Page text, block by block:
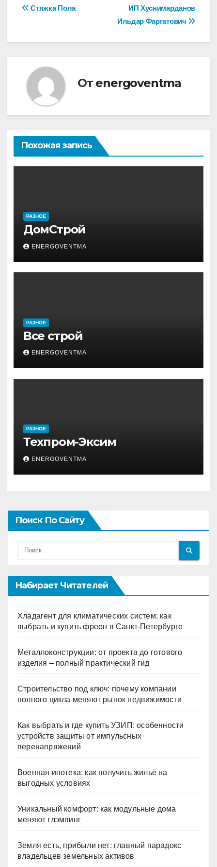
Навигация
ИП Хуснимарданов
Ильдар Фаргатович
Стяжка Пола
От energoventma
Похожая запись
РАЗНОЕ
ДомСтрой
ENERGOVENTMA
РАЗНОЕ
Все строй
ENERGOVENTMA
РАЗНОЕ
Техпром-Эксим
ENERGOVENTMA
Поиск По Сайту
Набирает Читателей
Хладагент для климатических систем: как
выбрать и купить фреон в Санкт-Петербурге
Металлоконструкции: от проекта до готового
изделия – полный практический гид
Строительство под ключ: почему компании
полного цикла меняют рынок недвижимости
Как выбрать и где купить УЗИП: особенности
устройств защиты от импульсных
перенапряжений
Военная ипотека: как получить жильё на
выгодных условиях
Уникальный комфорт: как модульные дома
меняют глэмпинг
Земля есть, прибыли нет: главный парадокс
владельцев земельных активов